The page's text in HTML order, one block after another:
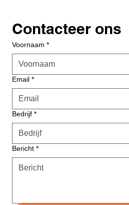
Contacteer ons
Voornaam *
Email *
Bedrijf *
Bericht *